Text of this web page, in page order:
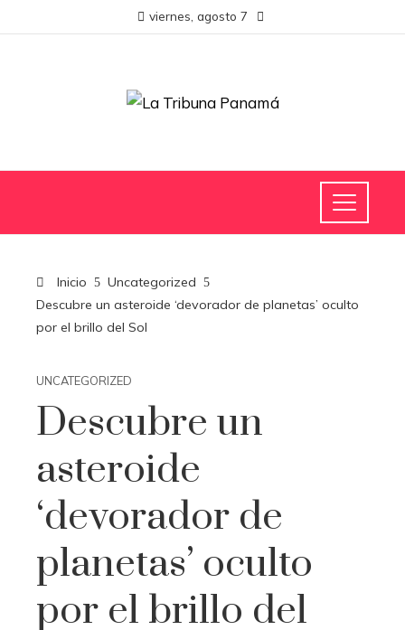
viernes, agosto 7
Inicio
Uncategorized
Descubre un asteroide ‘devorador de planetas’ oculto
por el brillo del Sol
UNCATEGORIZED
Descubre un
asteroide
‘devorador de
planetas’ oculto
por el brillo del